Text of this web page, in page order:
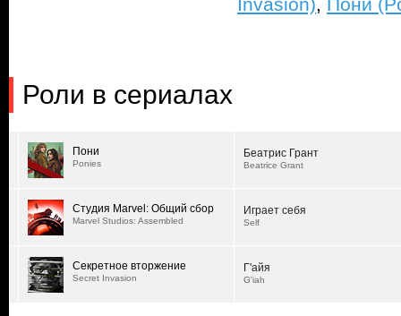
Invasion), Пони
Роли в сериалах
Пони
Ponies
Беатрис Грант
Beatrice Grant
Студия Marvel: Общий сбор
Marvel Studios: Assembled
Играет себя
Self
Секретное вторжение
Secret Invasion
Г'айя
G'iah